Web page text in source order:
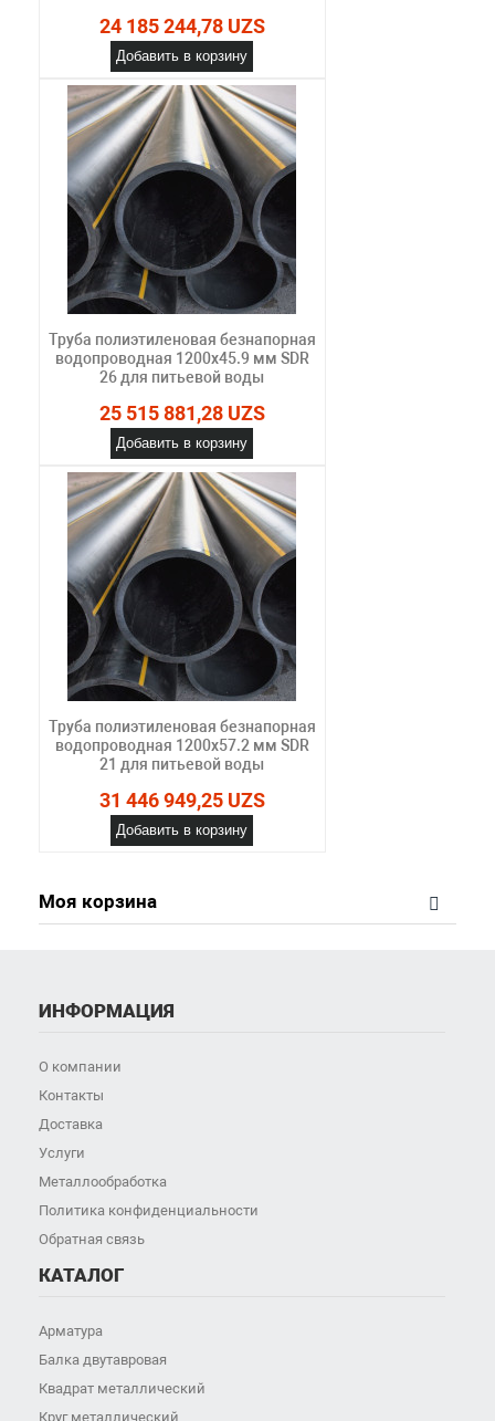
24 185 244,78 UZS
Добавить в корзину
Труба полиэтиленовая безнапорная
водопроводная 1200х45.9 мм SDR
26 для питьевой воды
25 515 881,28 UZS
Добавить в корзину
Труба полиэтиленовая безнапорная
водопроводная 1200х57.2 мм SDR
21 для питьевой воды
31 446 949,25 UZS
Добавить в корзину
Моя корзина
ИНФОРМАЦИЯ
О компании
Контакты
Доставка
Услуги
Металлообработка
Политика конфиденциальности
Обратная связь
КАТАЛОГ
Арматура
Балка двутавровая
Квадрат металлический
Круг металлический